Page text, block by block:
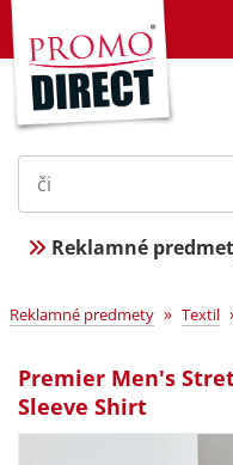
Reklamné
Reklamné predmety » Textil
Premier Men's
Sleeve Shirt